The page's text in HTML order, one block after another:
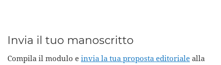
Invia il tuo manoscritto
Compila il modulo e invia la tua proposta editoriale alla